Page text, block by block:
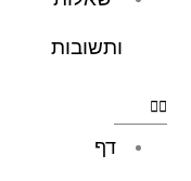
ותשובות
דף